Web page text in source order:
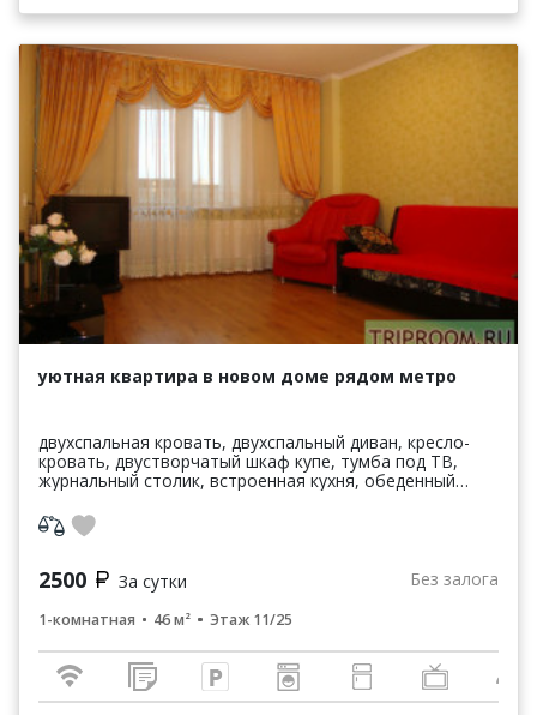
уютная квартира в новом доме рядом метро
двухспальная кровать, двухспальный диван, кресло-
кровать, двустворчатый шкаф купе, тумба под ТВ,
журнальный столик, встроенная кухня, обеденный
холодил...
2500 За сутки Без залога
1-комнатная 46 м² Этаж 11/25